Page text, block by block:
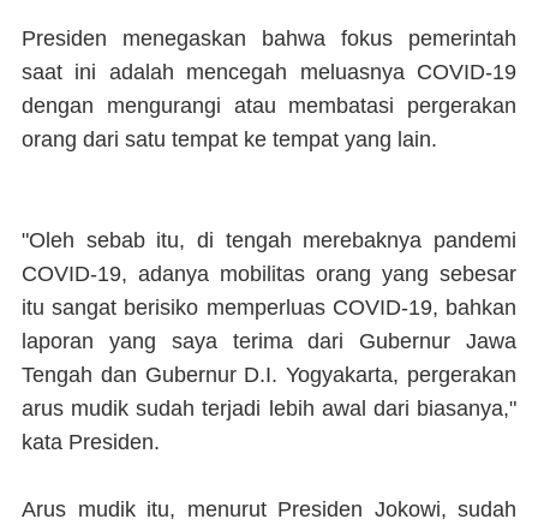
Presiden menegaskan bahwa fokus pemerintah
saat ini adalah mencegah meluasnya COVID-19
dengan mengurangi atau membatasi pergerakan
orang dari satu tempat ke tempat yang lain.
"Oleh sebab itu, di tengah merebaknya pandemi
COVID-19, adanya mobilitas orang yang sebesar
itu sangat berisiko memperluas COVID-19, bahkan
laporan yang saya terima dari Gubernur Jawa
Tengah dan Gubernur D.I. Yogyakarta, pergerakan
arus mudik sudah terjadi lebih awal dari biasanya,"
kata Presiden.
Arus mudik itu, menurut Presiden Jokowi, sudah